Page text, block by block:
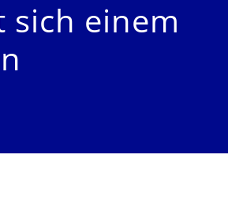
sich einem